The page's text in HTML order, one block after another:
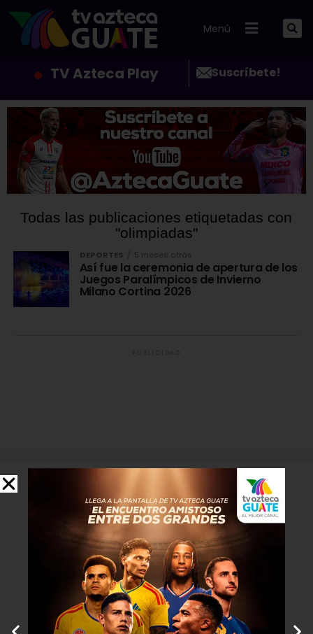
Menú
TV Azteca Play Suscríbete!
Todas las publicaciones etiquetadas con
"olimpiadas"
DEPORTES 5 meses atrás
Así fue la ceremonia de apertura de los
Juegos Paralímpicos de Invierno
Milano Cortina 2026